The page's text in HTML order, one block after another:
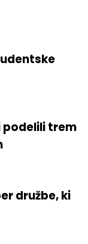
podelili trem
družbe, ki